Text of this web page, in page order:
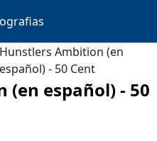
Hunstlers Ambition (en
español) - 50 Cent
español) - 50